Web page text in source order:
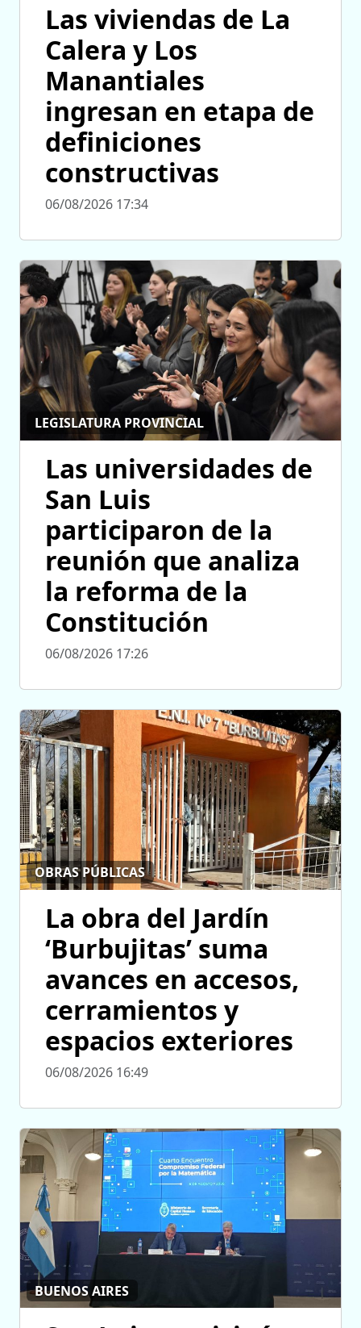
Las viviendas de La
Calera y Los
Manantiales
ingresan en etapa de
definiciones
constructivas
06/08/2026 17:34
LEGISLATURA PROVINCIAL
Las universidades de
San Luis
participaron de la
reunión que analiza
la reforma de la
Constitución
06/08/2026 17:26
OBRAS PÚBLICAS
La obra del Jardín
‘Burbujitas’ suma
avances en accesos,
cerramientos y
espacios exteriores
06/08/2026 16:49
BUENOS AIRES